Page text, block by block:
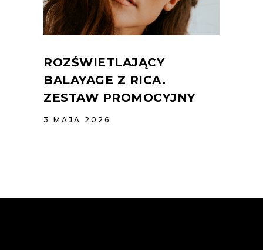
ROZŚWIETLAJĄCY
BALAYAGE Z RICA.
ZESTAW PROMOCYJNY
3 MAJA 2026